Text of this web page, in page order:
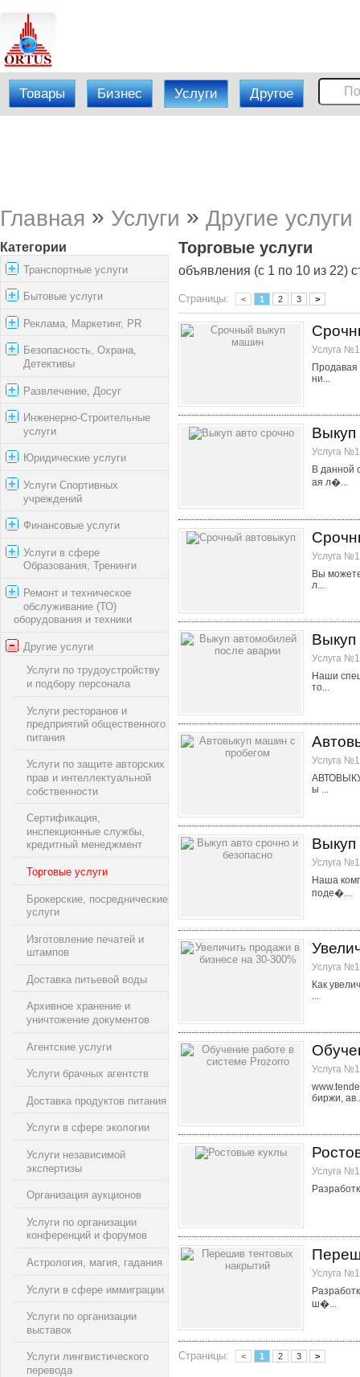
Товары Бизнес Услуги Другое
Главная » Услуги » Другие услуги
Категории
Транспортные услуги
Бытовые услуги
Реклама, Маркетинг, PR
Безопасность, Охрана,
Детективы
Развлечение, Досуг
Инженерно-Строительные
услуги
Юридические услуги
Услуги Спортивных
учреждений
Финансовые услуги
Услуги в сфере
Образования, Тренинги
Ремонт и техническое
обслуживание (ТО)
оборудования и техники
Другие услуги
Услуги по трудоустройству
и подбору персонала
Услуги ресторанов и
предприятий общественного
питания
Услуги по защите авторских
прав и интеллектуальной
собственности
Сертификация,
инспекционные службы,
кредитный менеджмент
Торговые услуги
Брокерские, посреднические
услуги
Изготовление печатей и
штампов
Доставка питьевой воды
Архивное хранение и
уничтожение документов
Агентские услуги
Услуги брачных агентств
Доставка продуктов питания
Услуги в сфере экологии
Услуги независимой
экспертизы
Организация аукционов
Услуги по организации
конференций и форумов
Астрология, магия, гадания
Услуги в сфере иммиграции
Услуги по организации
выставок
Услуги лингвистического
перевода
Торговые услуги
объявления (с 1 по 10 из 22)
Страницы: < 1 2 3 >
Услуга
ни...
Выкуп
Услуга
В данной
ая л�...
Услуга
Вы
л...
Выкуп
Услуга
Наши
то...
Услуга
ы ...
Выкуп
Услуга
Наша
поде�...
Услуга
Как
...
Услуга
биржи,
Услуга
Услуга
ш�...
Страницы: < 1 2 3 >